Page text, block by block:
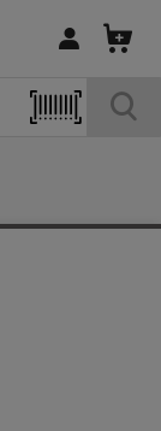
Logi sisse /